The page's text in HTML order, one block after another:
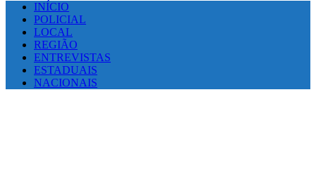
INÍCIO
POLICIAL
LOCAL
REGIÃO
ENTREVISTAS
ESTADUAIS
NACIONAIS